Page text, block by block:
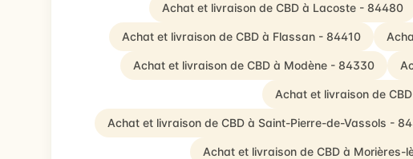
Achat et livraison de CBD à Lacoste - 84480
Achat et livraison de CBD à Flassan - 84410
Achat et livraison de CBD à Modène - 84330
Achat et livraison de
Achat et livraison de CBD à Saint-Pierre-de-Vassols -
Achat et livraison de CBD à Morières-